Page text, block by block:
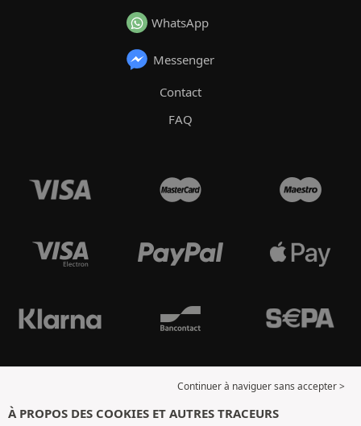
WhatsApp
Messenger
Contact
FAQ
Continuer à naviguer sans accepter >
À PROPOS DES COOKIES ET AUTRES TRACEURS